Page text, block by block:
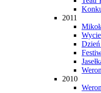
2011
Dzień
2010